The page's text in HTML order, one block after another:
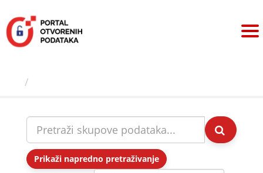
sadržaj
Prikaži napredno pretraživanje